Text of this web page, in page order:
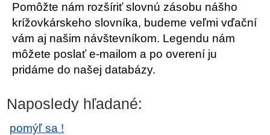
Pomôžte nám rozšíriť slovnú zásobu nášho
krížovkárskeho slovníka, budeme veľmi vďační
vám aj našim návštevníkom. Legendu nám
môžete poslať e-mailom a po overení ju
pridáme do našej databázy.
Naposledy hľadané:
pomýľ sa !